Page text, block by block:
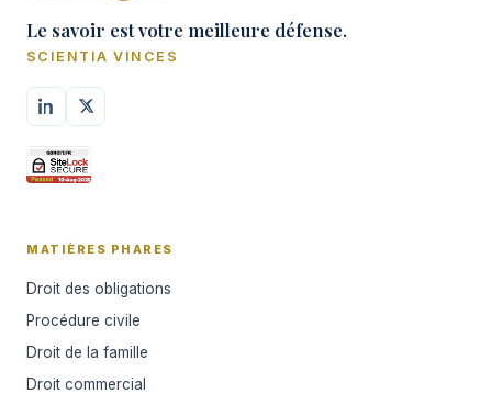
Le savoir est votre meilleure défense.
SCIENTIA VINCES
MATIÈRES PHARES
Droit des obligations
Procédure civile
Droit de la famille
Droit commercial